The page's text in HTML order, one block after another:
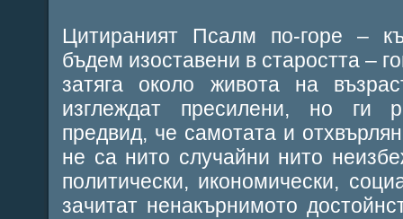
Цитираният Псалм по-горе –
бъдем изоставени в старостта –
затяга около живота на
изглеждат пресилени, но ги
предвид, че самотата и
не са нито случайни нито
политически, икономически,
зачитат ненакърнимото